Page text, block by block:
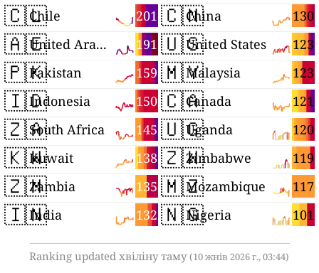
🇨🇱 201
Chile
🇦🇪 191
United Arab Emirates
🇵🇰 159
Pakistan
🇮🇩 150
Indonesia
🇿🇦 145
South Africa
🇰🇼 138
Kuwait
🇿🇲 135
Zambia
🇮🇳 132
India
🇨🇳 130
China
🇺🇸 123
United States
🇲🇾 123
Malaysia
🇨🇦 121
Canada
🇺🇬 120
Uganda
🇿🇼 119
Zimbabwe
🇲🇿 117
Mozambique
🇳🇬 101
Nigeria
Ranking updated хвіліну таму(10 жнів 2026 г., 03:44)